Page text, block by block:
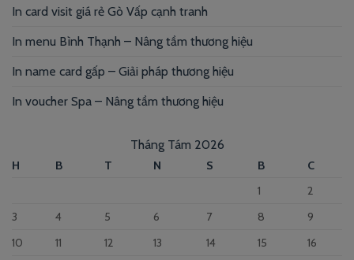
In card visit giá rẻ Gò Vấp cạnh tranh
In menu Bình Thạnh – Nâng tầm thương hiệu
In name card gấp – Giải pháp thương hiệu
In voucher Spa – Nâng tầm thương hiệu
Tháng Tám 2026
H B T N S B
C
1
2
3
4 5 6 7 8
9
10
11 12 13 14 15
16